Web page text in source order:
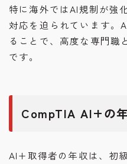
特に海外ではAI規制が強
対応を迫られています。
ることで、高度な専門職
です。
CompTIA AI+の
AI+取得者の年収は、初